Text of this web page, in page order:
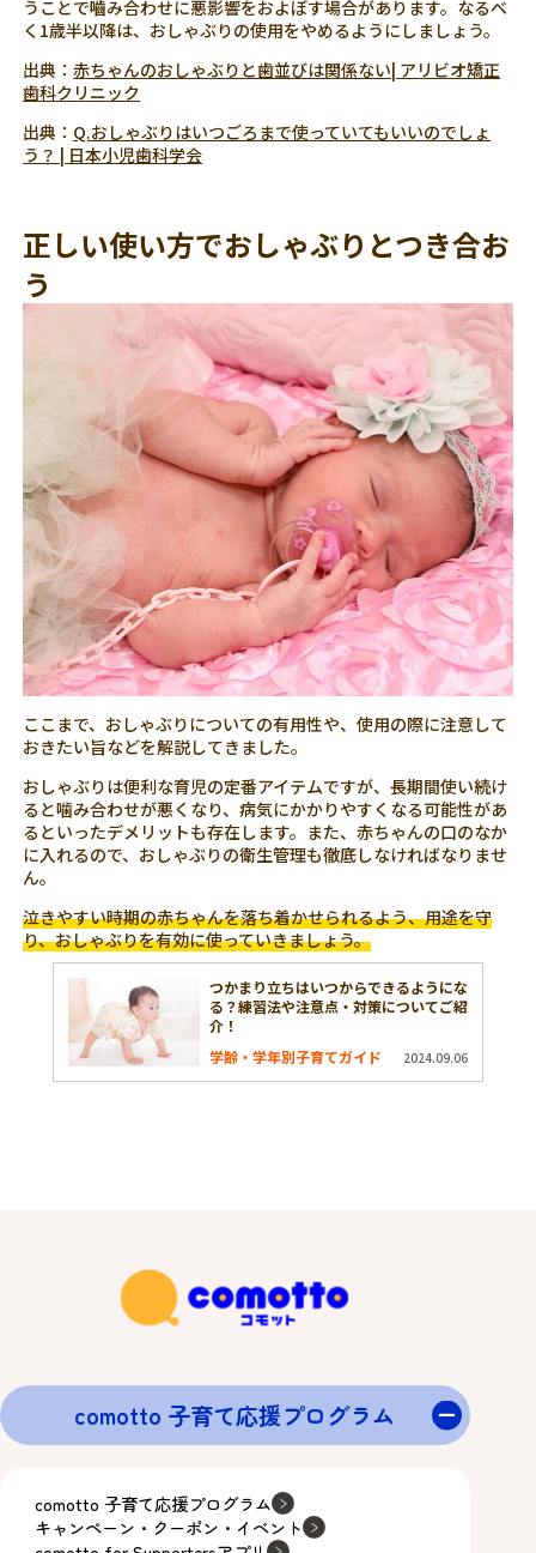
うことで嚙み合わせに悪影響をおよぼす場合があります。なるべ
く1歳半以降は、おしゃぶりの使用をやめるようにしましょう。
出典：赤ちゃんのおしゃぶりと歯並びは関係ない| アリビオ矯正
歯科クリニック
出典： Q.おしゃぶりはいつごろまで使っていてもいいのでしょ
う？ | 日本小児歯科学会
正しい使い方でおしゃぶりとつき合お
う
ここまで、おしゃぶりについての有用性や、使用の際に注意して
おきたい旨などを解説してきました。
おしゃぶりは便利な育児の定番アイテムですが、長期間使い続け
ると噛み合わせが悪くなり、病気にかかりやすくなる可能性があ
るといったデメリットも存在します。また、赤ちゃんの口のなか
に入れるので、おしゃぶりの衛生管理も徹底しなければなりませ
ん。
泣きやすい時期の赤ちゃんを落ち着かせられるよう、用途を守
り、おしゃぶりを有効に使っていきましょう。
つかまり立ちはいつからできるようにな
る？練習法や注意点・対策についてご紹
介！
学齢・学年別子育てガイド
2024.09.06
comotto 子育て応援プログラム
comotto 子育て応援プログラム
キャンペーン・クーポン・イベント